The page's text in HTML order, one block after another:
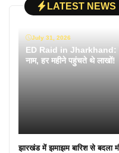
LATEST NEWS
July 31, 2026
ED Raid in Jharkhand:
नाम, हर महीने पहुंचते थे लाखों!
झारखंड में झमाझम बारिश से बदला